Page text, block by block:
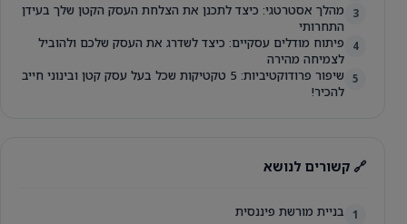
3
מהלך אסטרטגי: כיצד לתכנן את הצלחת העסק הקטן שלך בעידן
התחרותי
4
פיתוח מודלים עסקיים: כיצד לשדרג את העסק שלכם ולהוביל
לצמיחה מהירה
5
שיפור פרודוקטיביות: 5 טקטיקות שכל בעל עסק קטן ובינוני חייב
להכיר!
🔗 קשורים לנושא
1 בניית מורשת פיננסית